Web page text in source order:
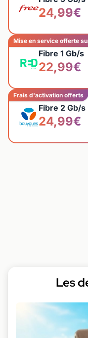
24,99€
Mise en service offerte
Fibre 1 Gb/s
22,99€
Frais d'activation offerts
Fibre 2 Gb/s
24,99€
Les